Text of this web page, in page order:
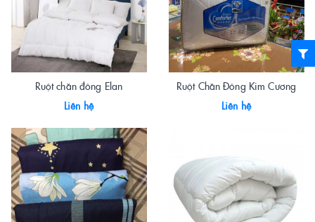
Ruột chăn đông Elan
Liên hệ
Ruột Chăn Đông Kim Cương
Liên hệ